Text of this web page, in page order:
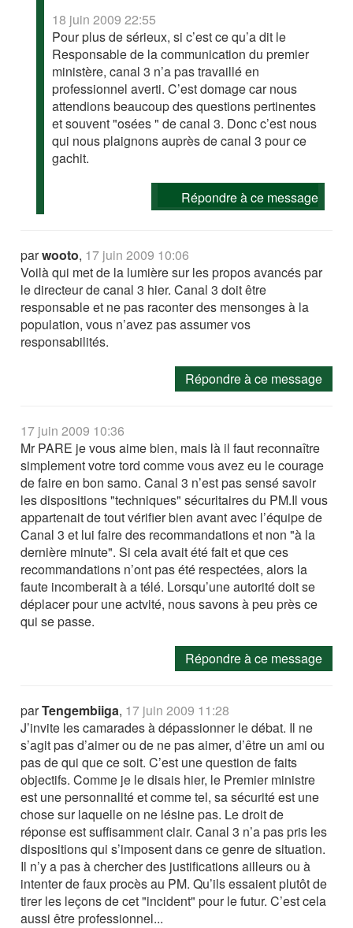
18 juin 2009 22:55
Pour plus de sérieux, si c’est ce qu’a dit le
Responsable de la communication du premier
ministère, canal 3 n’a pas travaillé en
professionnel averti. C’est domage car nous
attendions beaucoup des questions pertinentes
et souvent "osées " de canal 3. Donc c’est nous
qui nous plaignons auprès de canal 3 pour ce
gachit.
Répondre à ce message
parwooto, 17 juin 2009 10:06
Voilà qui met de la lumière sur les propos avancés par
le directeur de canal 3 hier. Canal 3 doit être
responsable et ne pas raconter des mensonges à la
population, vous n’avez pas assumer vos
responsabilités.
Répondre à ce message
17 juin 2009 10:36
Mr PARE je vous aime bien, mais là il faut reconnaître
simplement votre tord comme vous avez eu le courage
de faire en bon samo. Canal 3 n’est pas sensé savoir
les dispositions "techniques" sécuritaires du PM.Il vous
appartenait de tout vérifier bien avant avec l’équipe de
Canal 3 et lui faire des recommandations et non "à la
dernière minute". Si cela avait été fait et que ces
recommandations n’ont pas été respectées, alors la
faute incomberait à a télé. Lorsqu’une autorité doit se
déplacer pour une actvité, nous savons à peu près ce
qui se passe.
Répondre à ce message
parTengembiiga, 17 juin 2009 11:28
J’invite les camarades à dépassionner le débat. Il ne
s’agit pas d’aimer ou de ne pas aimer, d’être un ami ou
pas de qui que ce soit. C’est une question de faits
objectifs. Comme je le disais hier, le Premier ministre
est une personnalité et comme tel, sa sécurité est une
chose sur laquelle on ne lésine pas. Le droit de
réponse est suffisamment clair. Canal 3 n’a pas pris les
dispositions qui s’imposent dans ce genre de situation.
Il n’y a pas à chercher des justifications ailleurs ou à
intenter de faux procès au PM. Qu’ils essaient plutôt de
tirer les leçons de cet "incident" pour le futur. C’est cela
aussi être professionnel...